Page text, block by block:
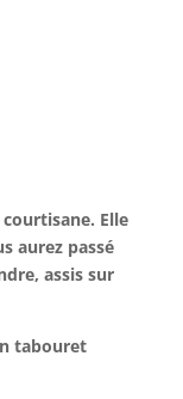
Elle
aurez passé
assis sur
tabouret